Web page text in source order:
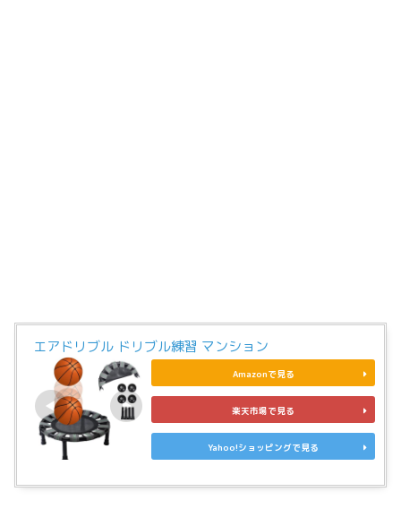
エアドリブル ドリブル練習 マンション
Amazonで見る
楽天市場で見る
Yahoo!ショッピングで見る